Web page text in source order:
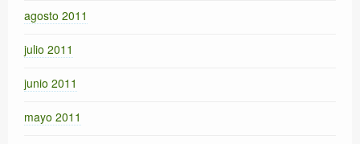
agosto 2011
julio 2011
junio 2011
mayo 2011